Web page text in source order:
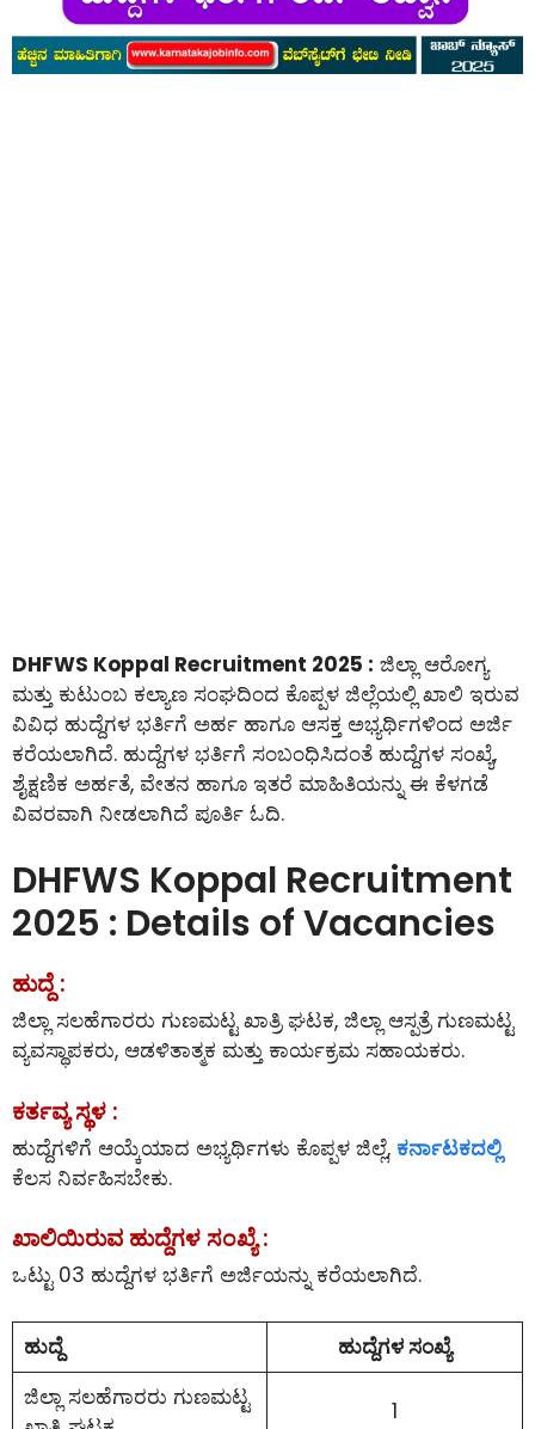
DHFWS Koppal Recruitment 2025 : ಜಿಲ್ಲಾ ಆರೋಗ್ಯ
ಮತ್ತು ಕುಟುಂಬ ಕಲ್ಯಾಣ ಸಂಘದಿಂದ ಕೊಪ್ಪಳ ಜಿಲ್ಲೆಯಲ್ಲಿ ಖಾಲಿ ಇರುವ
ವಿವಿಧ ಹುದ್ದೆಗಳ ಭರ್ತಿಗೆ ಅರ್ಹ ಹಾಗೂ ಆಸಕ್ತ ಅಭ್ಯರ್ಥಿಗಳಿಂದ ಅರ್ಜಿ
ಕರೆಯಲಾಗಿದೆ. ಹುದ್ದೆಗಳ ಭರ್ತಿಗೆ ಸಂಬಂಧಿಸಿದಂತೆ ಹುದ್ದೆಗಳ ಸಂಖ್ಯೆ,
ಶೈಕ್ಷಣಿಕ ಅರ್ಹತೆ, ವೇತನ ಹಾಗೂ ಇತರೆ ಮಾಹಿತಿಯನ್ನು ಈ ಕೆಳಗಡೆ
ವಿವರವಾಗಿ ನೀಡಲಾಗಿದೆ ಪೂರ್ತಿ ಓದಿ.
DHFWS Koppal Recruitment
2025 : Details of Vacancies
ಹುದ್ದೆ :
ಜಿಲ್ಲಾ ಸಲಹೆಗಾರರು ಗುಣಮಟ್ಟ ಖಾತ್ರಿ ಘಟಕ, ಜಿಲ್ಲಾ ಆಸ್ಪತ್ರೆ ಗುಣಮಟ್ಟ
ವ್ಯವಸ್ಥಾಪಕರು, ಆಡಳಿತಾತ್ಮಕ ಮತ್ತು ಕಾರ್ಯಕ್ರಮ ಸಹಾಯಕರು.
ಕರ್ತವ್ಯ ಸ್ಥಳ :
ಹುದ್ದೆಗಳಿಗೆ ಆಯ್ಕೆಯಾದ ಅಭ್ಯರ್ಥಿಗಳು ಕೊಪ್ಪಳ ಜಿಲ್ಲೆ, ಕರ್ನಾಟಕದಲ್ಲಿ
ಕೆಲಸ ನಿರ್ವಹಿಸಬೇಕು.
ಖಾಲಿಯಿರುವ ಹುದ್ದೆಗಳ ಸಂಖ್ಯೆ :
ಒಟ್ಟು 03 ಹುದ್ದೆಗಳ ಭರ್ತಿಗೆ ಅರ್ಜಿಯನ್ನು ಕರೆಯಲಾಗಿದೆ.
ಹುದ್ದೆ
ಹುದ್ದೆಗಳ ಸಂಖ್ಯೆ
ಜಿಲ್ಲಾ ಸಲಹೆಗಾರರು ಗುಣಮಟ್ಟ
1